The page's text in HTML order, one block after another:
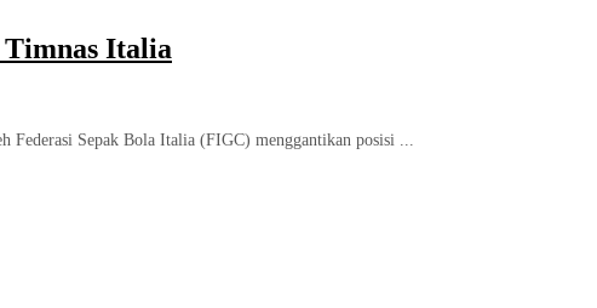
Italia
Sepak Bola Italia (FIGC) menggantikan posisi ...